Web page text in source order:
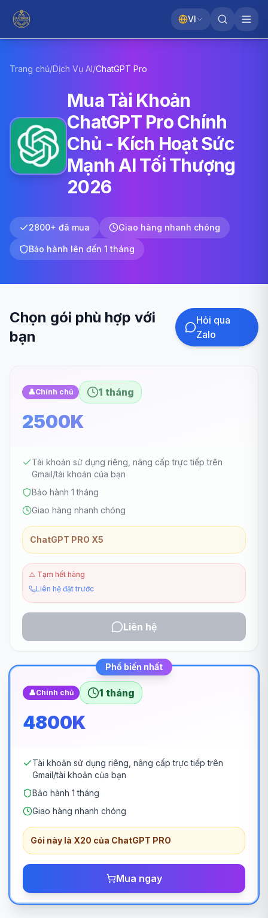
VI
Trang chủ/Dịch Vụ AI/ChatGPT Pro
Mua Tài Khoản
ChatGPT Pro Chính
Chủ - Kích Hoạt Sức
Mạnh AI Tối Thượng
2026
2800+ đã mua Giao hàng nhanh chóng
Bảo hành lên đến 1 tháng
Chọn gói phù hợp với
bạn
Hỏi qua
Zalo
👤Chính chủ 1 tháng
2500K
Tài khoản sử dụng riêng, nâng cấp trực tiếp trên
Gmail/tài khoản của bạn
Bảo hành 1 tháng
Giao hàng nhanh chóng
ChatGPT PRO X5
⚠️ Tạm hết hàng
Liên hệ đặt trước
Liên hệ
Phổ biến nhất
👤Chính chủ 1 tháng
4800K
Tài khoản sử dụng riêng, nâng cấp trực tiếp trên
Gmail/tài khoản của bạn
Bảo hành 1 tháng
Giao hàng nhanh chóng
Gói này là X20 của ChatGPT PRO
Mua ngay